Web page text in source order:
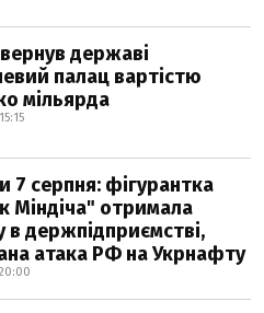
державі
палац вартістю
мільярда
7 серпня: фігурантка
Міндіча" отримала
в держпідприємстві,
атака РФ на Укрнафту